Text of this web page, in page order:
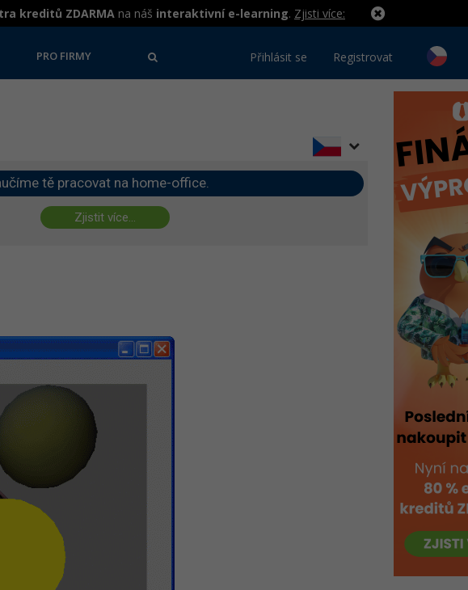
kreditů ZDARMA na náš interaktivní e-learning. Zjisti více:
PRO FIRMY Přihlásit se Registrovat
tě pracovat na home-office.
Zjistit více...